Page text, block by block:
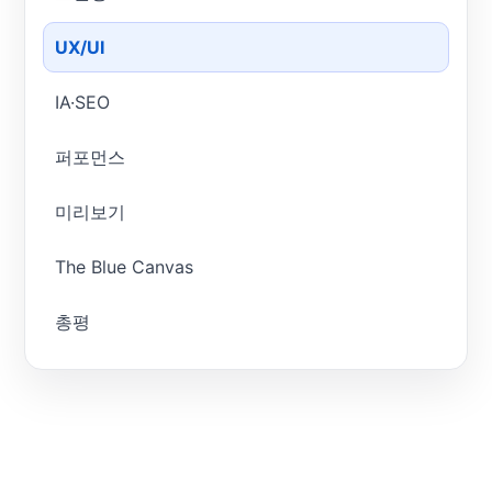
UX/UI
IA·SEO
퍼포먼스
미리보기
The Blue Canvas
총평